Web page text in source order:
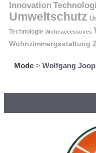
Innovation
Umweltschutz
Technologie Wohnaccessoires
Wohnzimmergestaltung
Mode > Wolfgang